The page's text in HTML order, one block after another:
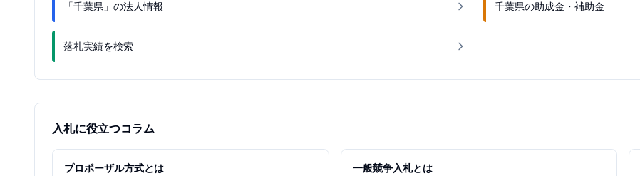
「千葉県」の法人情報 千葉県の助成金・補助金
落札実績を検索
入札に役立つコラム
プロポーザル方式とは 一般競争入札とは